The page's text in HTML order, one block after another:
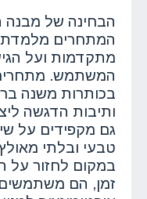
הבחינה של מבנה
המתחרים מלמדת
מתקדמות ועל
המשתמש.
בכותרות משנה
ותיבות הדגשה
גם מקפידים על
טבעי ובלתי
במקום לחזור על
זמן, הם משתמשים